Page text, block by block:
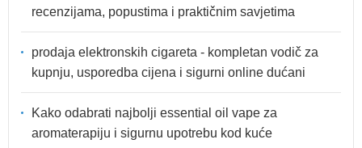
recenzijama, popustima i praktičnim savjetima
prodaja elektronskih cigareta - kompletan vodič za
kupnju, usporedba cijena i sigurni online dućani
Kako odabrati najbolji essential oil vape za
aromaterapiju i sigurnu upotrebu kod kuće